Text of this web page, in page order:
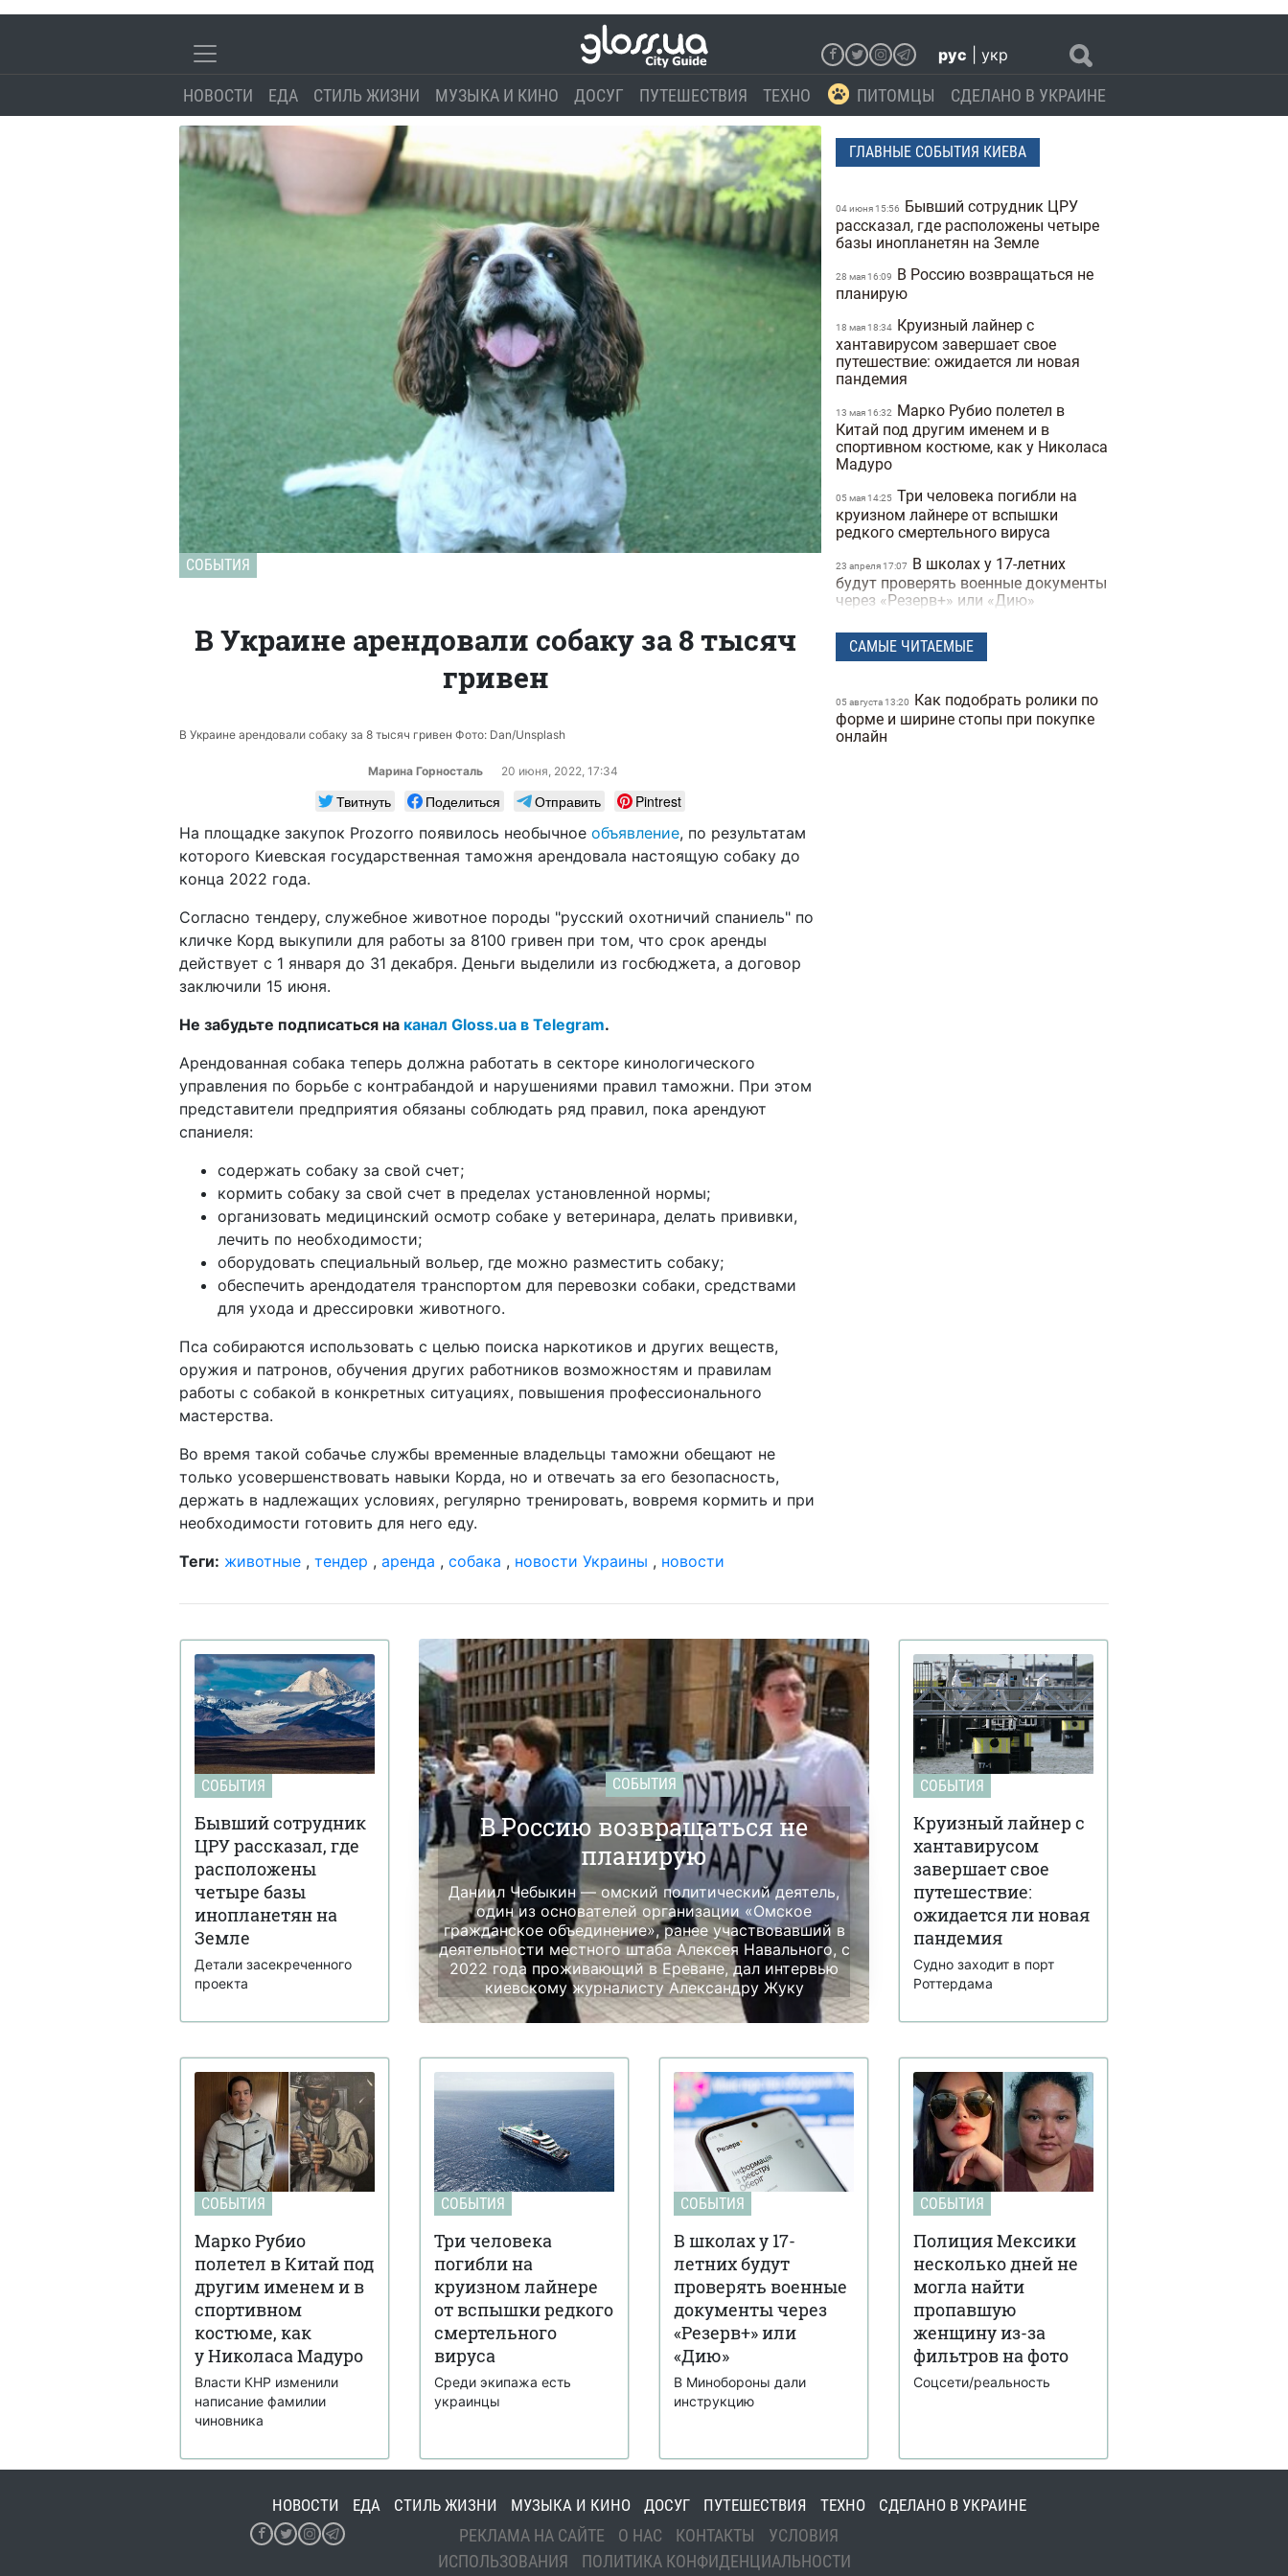
рус укр
НОВОСТИ ЕДА СТИЛЬ ЖИЗНИ МУЗЫКА И КИНО ДОСУГ ПУТЕШЕСТВИЯ ТЕХНО ПИТОМЦЫ СДЕЛАНО В УКРАИНЕ
СОБЫТИЯ
В Украине арендовали собаку за 8 тысяч
гривен
В Украине арендовали собаку за 8 тысяч гривен Фото: Dan/Unsplash
Марина Горносталь 20 июня, 2022, 17:34
Твитнуть Поделиться Отправить
Pintrest
На площадке закупок Prozorro появилось необычное объявление, по результатам
которого Киевская государственная таможня арендовала настоящую собаку до
конца 2022 года.
Согласно тендеру, служебное животное породы "русский охотничий спаниель" по
кличке Корд выкупили для работы за 8100 гривен при том, что срок аренды
действует с 1 января до 31 декабря. Деньги выделили из госбюджета, а договор
заключили 15 июня.
Не забудьте подписаться на канал Gloss.ua в Telegram.
Арендованная собака теперь должна работать в секторе кинологического
управления по борьбе с контрабандой и нарушениями правил таможни. При этом
представители предприятия обязаны соблюдать ряд правил, пока арендуют
спаниеля:
содержать собаку за свой счет;
кормить собаку за свой счет в пределах установленной нормы;
организовать медицинский осмотр собаке у ветеринара, делать прививки,
лечить по необходимости;
оборудовать специальный вольер, где можно разместить собаку;
обеспечить арендодателя транспортом для перевозки собаки, средствами
для ухода и дрессировки животного.
Пса собираются использовать с целью поиска наркотиков и других веществ,
оружия и патронов, обучения других работников возможностям и правилам
работы с собакой в конкретных ситуациях, повышения профессионального
мастерства.
Во время такой собачье службы временные владельцы таможни обещают не
только усовершенствовать навыки Корда, но и отвечать за его безопасность,
держать в надлежащих условиях, регулярно тренировать, вовремя кормить и при
необходимости готовить для него еду.
Теги: животные , тендер , аренда , собака , новости Украины , новости
ГЛАВНЫЕ СОБЫТИЯ КИЕВА
04 июня 15:56
Бывший сотрудник ЦРУ
рассказал, где расположены четыре
базы инопланетян на Земле
28 мая 16:09
В Россию возвращаться не
планирую
18 мая 18:34 Круизный лайнер с
хантавирусом завершает свое
путешествие: ожидается ли новая
пандемия
13 мая 16:32
Марко Рубио полетел в
Китай под другим именем и в
спортивном костюме, как у Николаса
Мадуро
05 мая 14:25 Три человека погибли на
круизном лайнере от вспышки
редкого смертельного вируса
23 апреля 17:07
В школах у 17-летних
будут проверять военные документы
через «Резерв+» или «Дию»
22 апреля 15:07 Полиция Мексики
несколько дней не могла найти
21 апреля 16:19 "Не спасайте меня,
помогите папе" — прокуратура
Хаменеи
19 февраля 18:55 Украинка из Броваров
вела переписку с Джеффри
Эпштейном и подбирала девушек
для него
САМЫЕ ЧИТАЕМЫЕ
05 августа 13:20
Как подобрать ролики по
форме и ширине стопы при покупке
онлайн
СОБЫТИЯ
Бывший сотрудник
ЦРУ рассказал, где
расположены
четыре базы
инопланетян на
Земле
Детали засекреченного
проекта
СОБЫТИЯ
В Россию возвращаться не
планирую
Даниил Чебыкин — омский политический деятель,
один из основателей организации «Омское
гражданское объединение», ранее участвовавший в
деятельности местного штаба Алексея Навального, с
2022 года проживающий в Ереване, дал интервью
киевскому журналисту Александру Жуку
СОБЫТИЯ
Круизный лайнер с
хантавирусом
завершает свое
путешествие:
ожидается ли новая
пандемия
Судно заходит в порт
Роттердама
СОБЫТИЯ
Марко Рубио
полетел в Китай под
другим именем и в
спортивном
костюме, как
у Николаса Мадуро
Власти КНР изменили
написание фамилии
чиновника
СОБЫТИЯ
Три человека
погибли на
круизном лайнере
от вспышки редкого
смертельного
вируса
Среди экипажа есть
украинцы
СОБЫТИЯ
В школах у 17-
летних будут
проверять военные
документы через
«Резерв+» или
«Дию»
В Минобороны дали
инструкцию
СОБЫТИЯ
Полиция Мексики
несколько дней не
могла найти
пропавшую
женщину из-за
фильтров на фото
Соцсети/реальность
НОВОСТИ ЕДА СТИЛЬ ЖИЗНИ МУЗЫКА И КИНО ДОСУГ ПУТЕШЕСТВИЯ ТЕХНО СДЕЛАНО В УКРАИНЕ
РЕКЛАМА НА САЙТЕ О НАС КОНТАКТЫ
УСЛОВИЯ
ИСПОЛЬЗОВАНИЯ
ПОЛИТИКА КОНФИДЕНЦИАЛЬНОСТИ